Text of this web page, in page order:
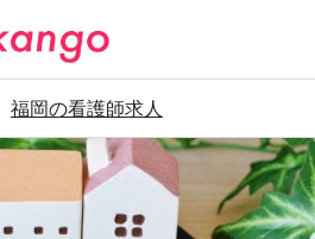
福岡の看護師求人